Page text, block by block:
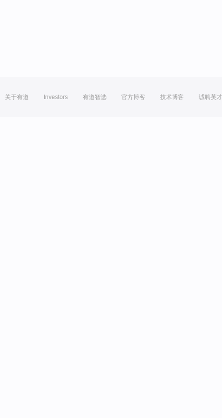
关于有道 Investors 有道智选 官方博客 技术博客 诚聘英才